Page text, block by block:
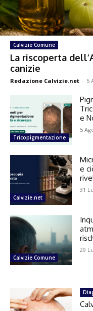
Calvizie Comune
La riscoperta
canizie
Redazione Calvizie.net - 5
Tricopigmentazione
e
5
Calvizie.net
e
31
Calvizie Comune
29